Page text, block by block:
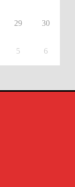
29 30
5 6